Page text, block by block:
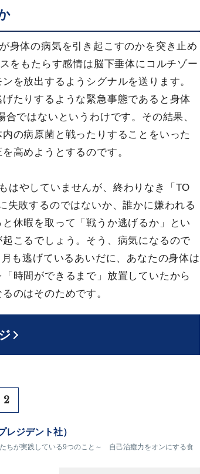
身体の病気を引き起こすのかを突き止め
をもたらす感情は脳下垂体にコルチゾー
を放出するようシグナルを送ります。
たりするような緊急事態であると身体
ではないというわけです。その結果、
の病原菌と戦ったりすることをいった
高めようとするのです。
はやしていませんが、終わりなき「TO
失敗するのではないか、誰かに嫌われる
休暇を取って「戦うか逃げるか」とい
こるでしょう。そう、病気になるので
も逃げているあいだに、あなたの身体は
時間ができるまで」放置していたから
のはそのためです。
2
レジデント社）
ちが実践している9つのこと～ 自己治癒力をオンにする食